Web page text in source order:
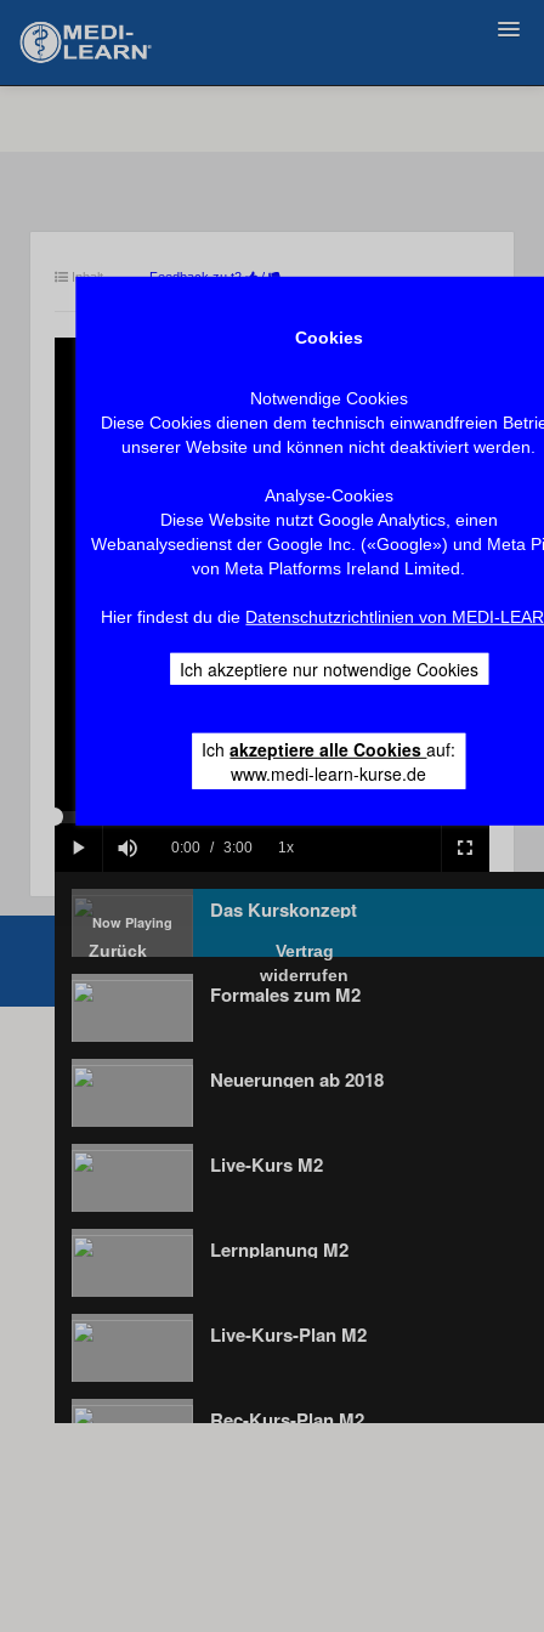
Cookies
Notwendige Cookies
Diese Cookies dienen dem technisch einwandfreien
unserer Website und können nicht deaktiviert werden.
Analyse-Cookies
Diese Website nutzt Google Analytics, einen
Webanalysedienst der Google Inc. («Google») und Meta
von Meta Platforms Ireland Limited.
Hier findest du die Datenschutzrichtlinien von MEDI-
Ich akzeptiere nur notwendige Cookies
Ichakzeptiere alle Cookiesauf:
www.medi-learn-kurse.de
Inhalt Feedback zu t2 /
Play
Video
Play Mute Current
0:00 / Duration
3:00
Loaded
0%
Progress
0%
Playback
1x Fullscreen
Das Kurskonzept
Formales zum M2
Neuerungen ab 2018
Live-Kurs M2
Lernplanung M2
Live-Kurs-Plan M2
Rec-Kurs-Plan M2
Zurück
Vertrag
widerrufen